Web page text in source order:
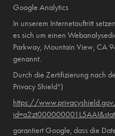
Google Analytics
In unserem Internetauftritt
es sich um einen
Parkway, Mountain View, CA
genannt.
Durch die Zertifizierung nach
Privacy Shield“)
https://
garantiert Google, dass die